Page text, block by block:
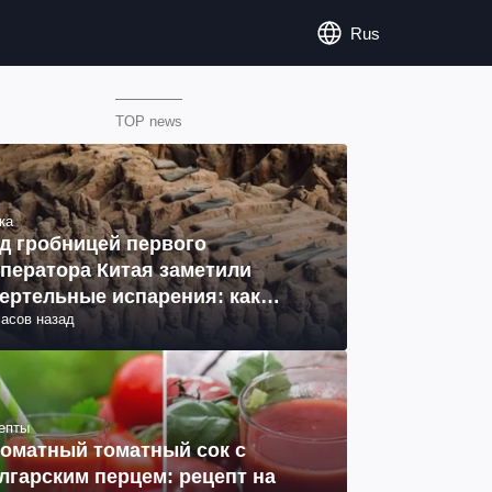
Rus
TOP news
гробницей первого
Китая заметили
испарения: как
(фото)
назад
томатный сок с
перцем: рецепт на